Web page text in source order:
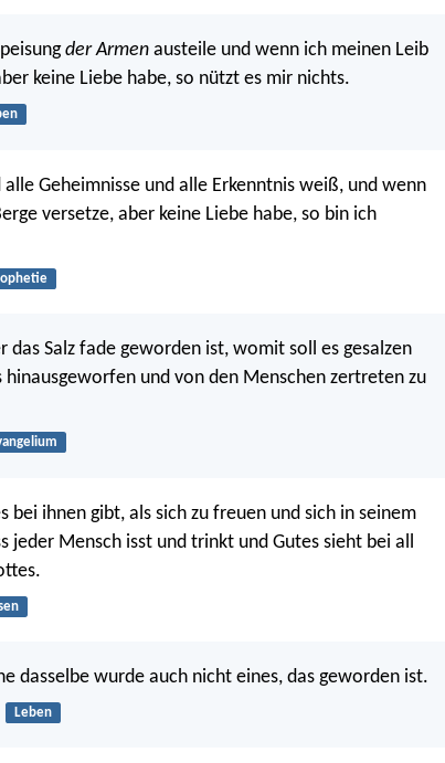
der Armen austeile und wenn ich meinen Leib
keine Liebe habe, so nützt es mir nichts.
Geheimnisse und alle Erkenntnis weiß, und wenn
versetze, aber keine Liebe habe, so bin ich
das Salz fade geworden ist, womit soll es gesalzen
hinausgeworfen und von den Menschen zertreten zu
bei ihnen gibt, als sich zu freuen und sich in seinem
jeder Mensch isst und trinkt und Gutes sieht bei all
dasselbe wurde auch nicht eines, das geworden ist.
Leben